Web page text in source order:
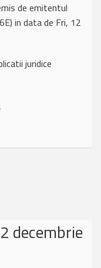
de emitentul
in data de Fri, 12
juridice
decembrie